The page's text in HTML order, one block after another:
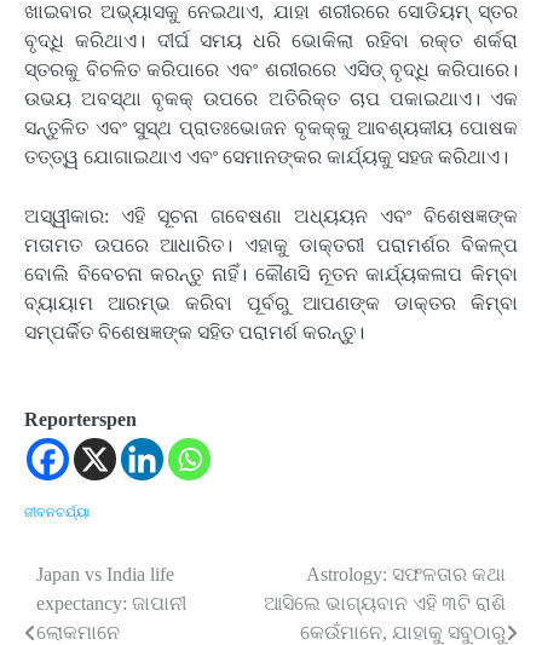
ଖାଇବାର ଅଭ୍ୟାସକୁ ନେଇଥାଏ, ଯାହା ଶରୀରରେ ସୋଡିୟମ୍ ସ୍ତର
ବୃଦ୍ଧି କରିଥାଏ। ଦୀର୍ଘ ସମୟ ଧରି ଭୋକିଲା ରହିବା ରକ୍ତ ଶର୍କରା
ସ୍ତରକୁ ବିଚଳିତ କରିପାରେ ଏବଂ ଶରୀରରେ ଏସିଡ୍ ବୃଦ୍ଧି କରିପାରେ।
ଉଭୟ ଅବସ୍ଥା ବୃକକ୍ ଉପରେ ଅତିରିକ୍ତ ଚାପ ପକାଇଥାଏ। ଏକ
ସନ୍ତୁଳିତ ଏବଂ ସୁସ୍ଥ ପ୍ରାତଃଭୋଜନ ବୃକକ୍‌କୁ ଆବଶ୍ୟକୀୟ ପୋଷକ
ତତ୍ତ୍ୱ ଯୋଗାଇଥାଏ ଏବଂ ସେମାନଙ୍କର କାର୍ଯ୍ୟକୁ ସହଜ କରିଥାଏ।
ଅସ୍ୱୀକାର: ଏହି ସୂଚନା ଗବେଷଣା ଅଧ୍ୟୟନ ଏବଂ ବିଶେଷଜ୍ଞଙ୍କ
ମତାମତ ଉପରେ ଆଧାରିତ। ଏହାକୁ ଡାକ୍ତରୀ ପରାମର୍ଶର ବିକଳ୍ପ
ବୋଲି ବିବେଚନା କରନ୍ତୁ ନାହିଁ। କୌଣସି ନୂତନ କାର୍ଯ୍ୟକଳାପ କିମ୍ବା
ବ୍ୟାୟାମ ଆରମ୍ଭ କରିବା ପୂର୍ବରୁ ଆପଣଙ୍କ ଡାକ୍ତର କିମ୍ବା
ସମ୍ପର୍କିତ ବିଶେଷଜ୍ଞଙ୍କ ସହିତ ପରାମର୍ଶ କରନ୍ତୁ।
Reporterspen
ଜୀବନଚର୍ଯ୍ୟା
Post
navigation
Japan vs India life
expectancy: ଜାପାନୀ
ଲୋକମାନେ
Astrology: ସଫଳତାର କଥା
ଆସିଲେ ଭାଗ୍ୟବାନ ଏହି ୩ଟି ରାଶି
କେଉଁମାନେ, ଯାହାକୁ ସବୁଠାରୁ